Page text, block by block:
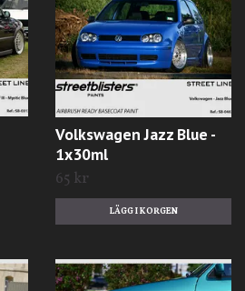
Volkswagen Jazz Blue -
1x30ml
65 kr